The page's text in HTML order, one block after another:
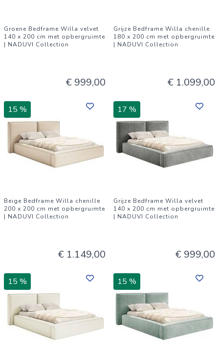
Groene Bedframe Willa velvet
140 x 200 cm met opbergruimte
| NADUVI Collection
€ 999,00
Grijze Bedframe Willa chenille
180 x 200 cm met opbergruimte
| NADUVI Collection
€ 1.099,00
15 %
Beige Bedframe Willa chenille
200 x 200 cm met opbergruimte
| NADUVI Collection
€ 1.149,00
17 %
Grijze Bedframe Willa velvet
140 x 200 cm met opbergruimte
| NADUVI Collection
€ 999,00
15 % 15 %